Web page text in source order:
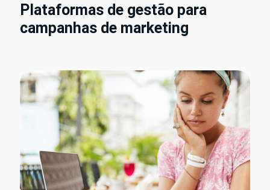
Plataformas de gestão para
campanhas de marketing